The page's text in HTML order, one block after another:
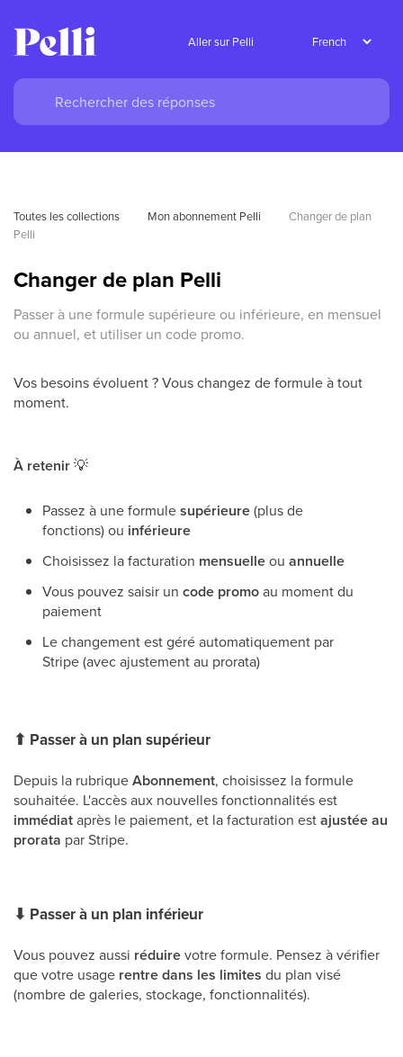
Aller sur Pelli
Toutes les collections Mon abonnement Pelli
Changer de plan
Pelli
Changer de plan Pelli
Passer à une formule supérieure ou inférieure, en mensuel
ou annuel, et utiliser un code promo.
Vos besoins évoluent ? Vous changez de formule à tout
moment.
À retenir💡
Passez à une formulesupérieure(plus de
fonctions) ou inférieure
Choisissez la facturation mensuelleou annuelle
Vous pouvez saisir un code promoau moment du
paiement
Le changement est géré automatiquement par
Stripe (avec ajustement au prorata)
⬆ Passer à un plan supérieur
Depuis la rubriqueAbonnement, choisissez la formule
souhaitée. L'accès aux nouvelles fonctionnalités est
immédiataprès le paiement, et la facturation estajustée au
prorata par Stripe.
⬇ Passer à un plan inférieur
Vous pouvez aussi réduirevotre formule. Pensez à vérifier
que votre usage rentre dans les limites du plan visé
(nombre de galeries, stockage, fonctionnalités).